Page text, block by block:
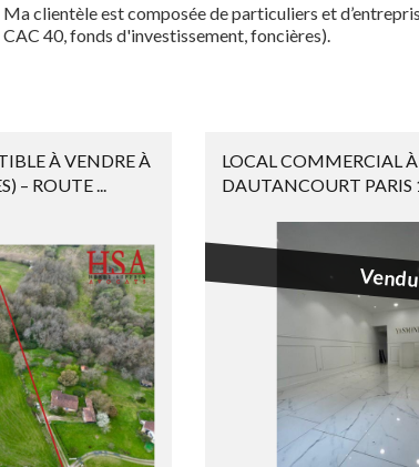
Ma clientèle est composée de particuliers et
CAC 40, fonds d'investissement, foncières).
À VENDRE À
– ROUTE ...
LOCAL COMMERCIAL À
DAUTANCOURT PARIS
Vendu